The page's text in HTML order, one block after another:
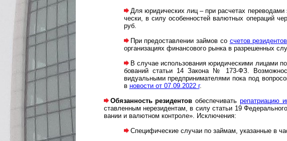
Для юридических лиц – при расчетах
чес­ки, в силу осо­бен­ностей валют­ных опера­ций
руб.
При предоставлении займов со счетов
орга­низа­циях финан­сового рынка в разре­шенных
В случае использования юридическими лицами
бо­ва­ний статьи 14 Закона № 173-ФЗ.
видуаль­ными предпри­нима­телями пока под
в новости от 07.09.2022 г.
Обязанность резидентов обеспечивать репат­риа­цию
став­ленным нерези­дентам, в силу статьи 19
вании и валют­ном конт­роле». Исклю­чения:
Специфические случаи по займам, указанные в